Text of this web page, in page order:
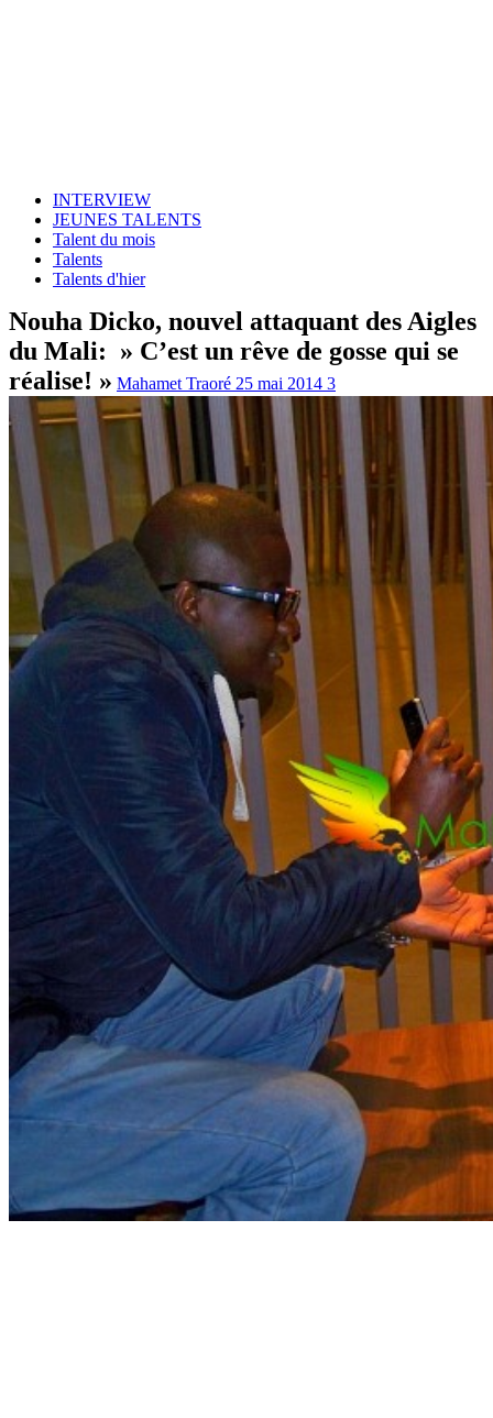
INTERVIEW
JEUNES TALENTS
Talent du mois
Talents
Talents d'hier
Nouha Dicko, nouvel attaquant des Aigles
du Mali: » C’est un rêve de gosse qui se
réalise! » Mahamet Traoré 25 mai 2014 3